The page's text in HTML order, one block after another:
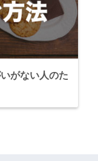
がない人のた